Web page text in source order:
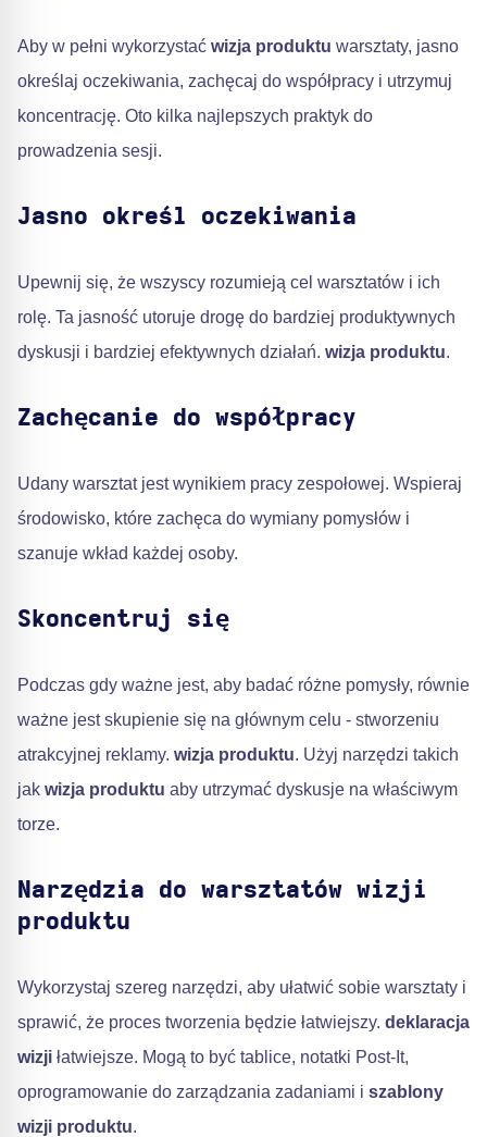
Aby w pełni wykorzystać wizja produktu warsztaty, jasno
określaj oczekiwania, zachęcaj do współpracy i utrzymuj
koncentrację. Oto kilka najlepszych praktyk do
prowadzenia sesji.
Jasno określ oczekiwania
Upewnij się, że wszyscy rozumieją cel warsztatów i ich
rolę. Ta jasność utoruje drogę do bardziej produktywnych
dyskusji i bardziej efektywnych działań. wizja produktu.
Zachęcanie do współpracy
Udany warsztat jest wynikiem pracy zespołowej. Wspieraj
środowisko, które zachęca do wymiany pomysłów i
szanuje wkład każdej osoby.
Skoncentruj się
Podczas gdy ważne jest, aby badać różne pomysły, równie
ważne jest skupienie się na głównym celu - stworzeniu
atrakcyjnej reklamy. wizja produktu. Użyj narzędzi takich
jak wizja produktu aby utrzymać dyskusje na właściwym
torze.
Narzędzia do warsztatów wizji
produktu
Wykorzystaj szereg narzędzi, aby ułatwić sobie warsztaty i
sprawić, że proces tworzenia będzie łatwiejszy. deklaracja
wizji łatwiejsze. Mogą to być tablice, notatki Post-It,
oprogramowanie do zarządzania zadaniami i szablony
wizji produktu.